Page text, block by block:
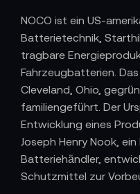
NOCO ist ein US-
Batterietechnik,
tragbare
Fahrzeugbatterien.
Cleveland, Ohio,
familiengeführt. Der
Entwicklung eines
Joseph Henry Nook,
Batteriehändler,
Schutzmittel zur